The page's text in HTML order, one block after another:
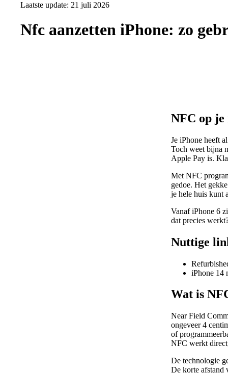
Verkoop jouw
Laatste update: 21 juli 2026
Nfc aanzetten iPhone: zo
NFC op je
Je iPhone heeft
Toch weet bijna
Apple Pay is.
Met NFC
gedoe. Het
je hele huis kunt
Vanaf iPhone 6
dat precies
Nuttige
iPhone 14
Wat is
Near Field
ongeveer 4
of
NFC werkt
De technologie
De korte afstand